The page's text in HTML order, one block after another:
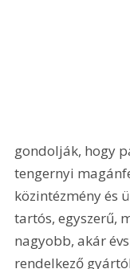
gondolják, hogy
tengernyi
közintézmény és
tartós, egyszerű,
nagyobb, akár
rendelkező